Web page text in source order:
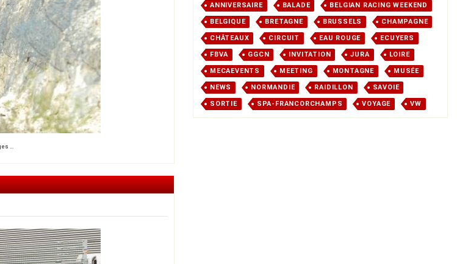
…
ANNIVERSAIRE BALADE BELGIAN RACING WEEKEND
BELGIQUE BRETAGNE BRUSSELS CHAMPAGNE
CHÂTEAUX CIRCUIT EAU ROUGE ECUYERS
FBVA GGCN INVITATION JURA LOIRE
MECAEVENTS MEETING MONTAGNE MUSÉE
NEWS NORMANDIE RAIDILLON SAVOIE
SORTIE SPA-FRANCORCHAMPS VOYAGE VW